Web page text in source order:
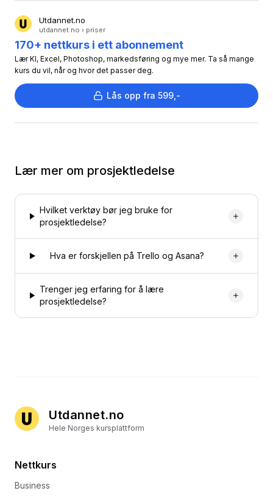
Utdannet.no
utdannet.no › priser
170+ nettkurs i ett abonnement
Lær KI, Excel, Photoshop, markedsføring og mye mer. Ta så mange
kurs du vil, når og hvor det passer deg.
Lås opp fra 599,-
Lær mer om prosjektledelse
Hvilket verktøy bør jeg bruke for
prosjektledelse?
Hva er forskjellen på Trello og Asana?
Trenger jeg erfaring for å lære
prosjektledelse?
Utdannet.no
Hele Norges kursplattform
Nettkurs
Business